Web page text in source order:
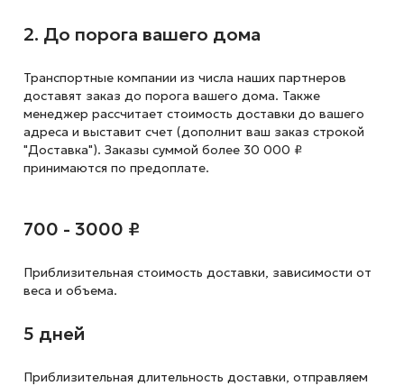
2. До порога вашего дома
Транспортные компании из числа наших партнеров
доставят заказ до порога вашего дома. Также
менеджер рассчитает стоимость доставки до вашего
адреса и выставит счет (дополнит ваш заказ строкой
"Доставка"). Заказы суммой более 30 000 ₽
принимаются по предоплате.
700 - 3000 ₽
Приблизительная стоимость доставки, зависимости от
веса и объема.
5 дней
Приблизительная длительность доставки, отправляем